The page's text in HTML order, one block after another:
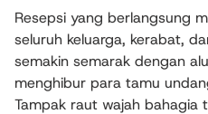
Resepsi yang berlangsung
seluruh keluarga, kerabat,
semakin semarak dengan
menghibur para tamu
Tampak raut wajah bahagia